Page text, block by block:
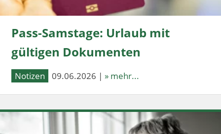
Pass-Samstage: Urlaub mit
gültigen Dokumenten
Notizen 09.06.2026 | » mehr...